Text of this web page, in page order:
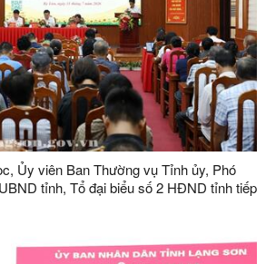
Ủy viên Ban Thường vụ Tỉnh ủy, Phó
tỉnh, Tổ đại biểu số 2 HĐND tỉnh tiếp